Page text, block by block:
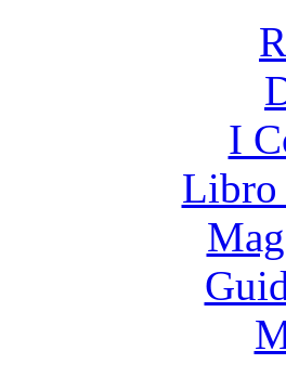
I
Libro